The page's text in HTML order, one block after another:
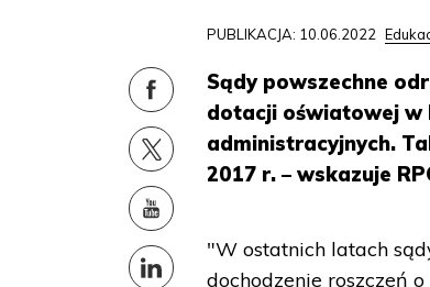
PUBLIKACJA: 10.06.2022
Sądy powszechne
dotacji oświatowej w
administracyjnych.
2017 r. – wskazuje
"W ostatnich latach
dochodzenie roszczeń